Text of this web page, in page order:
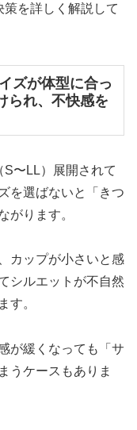
を詳しく解説して
ズが体型に合っ
られ、不快感を
〜LL）展開されて
を選ばないと「きつ
がります。
カップが小さいと感
シルエットが不自然
す。
が緩くなっても「サ
うケースもありま